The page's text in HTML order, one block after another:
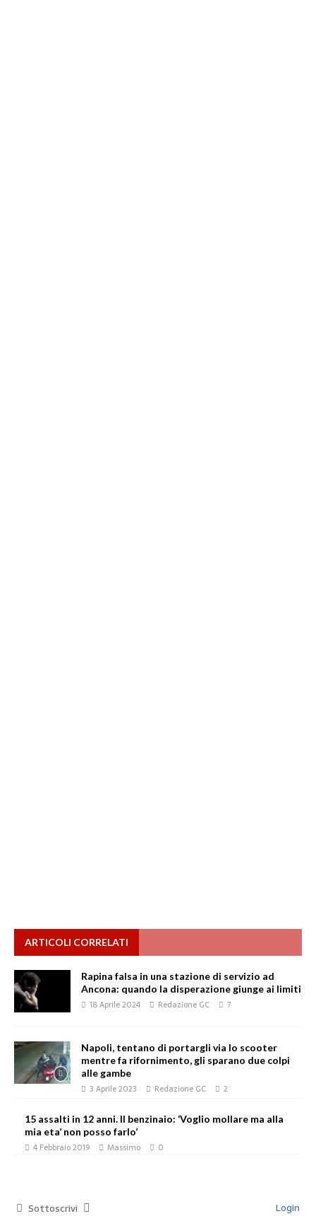
ARTICOLI CORRELATI
Rapina falsa in una stazione di servizio ad
Ancona: quando la disperazione giunge ai limiti
18 Aprile 2024 Redazione GC 7
Napoli, tentano di portargli via lo scooter
mentre fa rifornimento, gli sparano due colpi
alle gambe
3 Aprile 2023 Redazione GC 2
15 assalti in 12 anni. Il benzinaio: ‘Voglio mollare ma alla
mia eta’ non posso farlo’
4 Febbraio 2019 Massimo 0
Sottoscrivi Login